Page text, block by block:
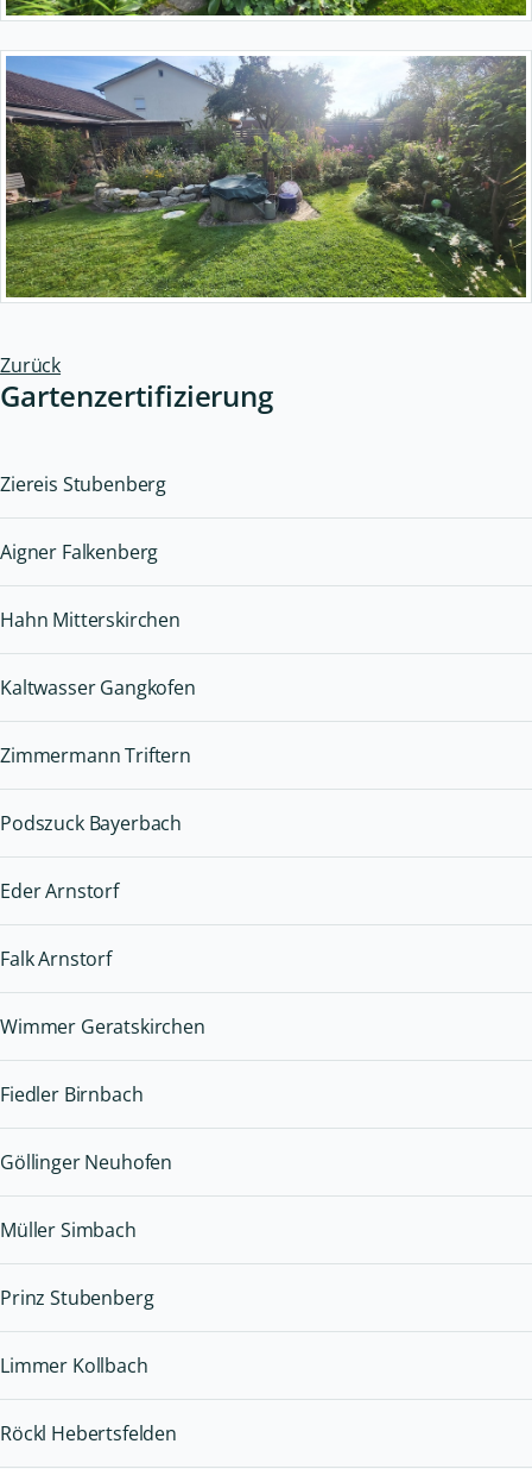
Zurück
Gartenzertifizierung
Ziereis Stubenberg
Aigner Falkenberg
Hahn Mitterskirchen
Kaltwasser Gangkofen
Zimmermann Triftern
Podszuck Bayerbach
Eder Arnstorf
Falk Arnstorf
Wimmer Geratskirchen
Fiedler Birnbach
Göllinger Neuhofen
Müller Simbach
Prinz Stubenberg
Limmer Kollbach
Röckl Hebertsfelden